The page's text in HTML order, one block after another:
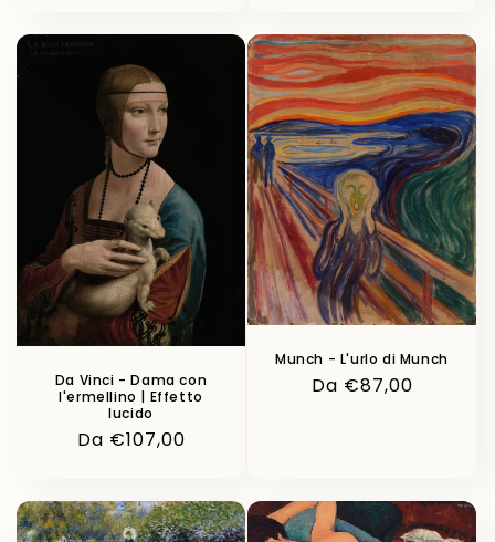
Da Vinci - Dama con
l'ermellino | Effetto
lucido
Prezzo
Da €107,00
Munch - L'urlo di Munch
Prezzo
Da €87,00